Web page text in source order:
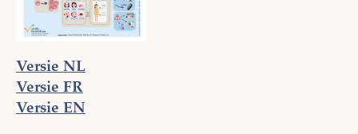
Versie NL
Versie FR
Versie EN